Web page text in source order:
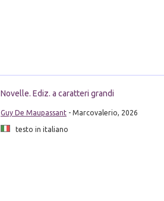
Novelle. Ediz. a caratteri grandi
Guy De Maupassant- Marcovalerio, 2026
testo in italiano